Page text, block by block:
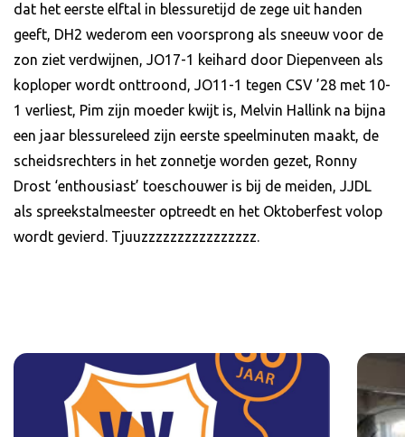
dat het eerste elftal in blessuretijd de zege uit handen
geeft, DH2 wederom een voorsprong als sneeuw voor de
zon ziet verdwijnen, JO17-1 keihard door Diepenveen als
koploper wordt onttroond, JO11-1 tegen CSV ’28 met 10-
1 verliest, Pim zijn moeder kwijt is, Melvin Hallink na bijna
een jaar blessureleed zijn eerste speelminuten maakt, de
scheidsrechters in het zonnetje worden gezet, Ronny
Drost ‘enthousiast’ toeschouwer is bij de meiden, JJDL
als spreekstalmeester optreedt en het Oktoberfest volop
wordt gevierd. Tjuuzzzzzzzzzzzzzzzz.